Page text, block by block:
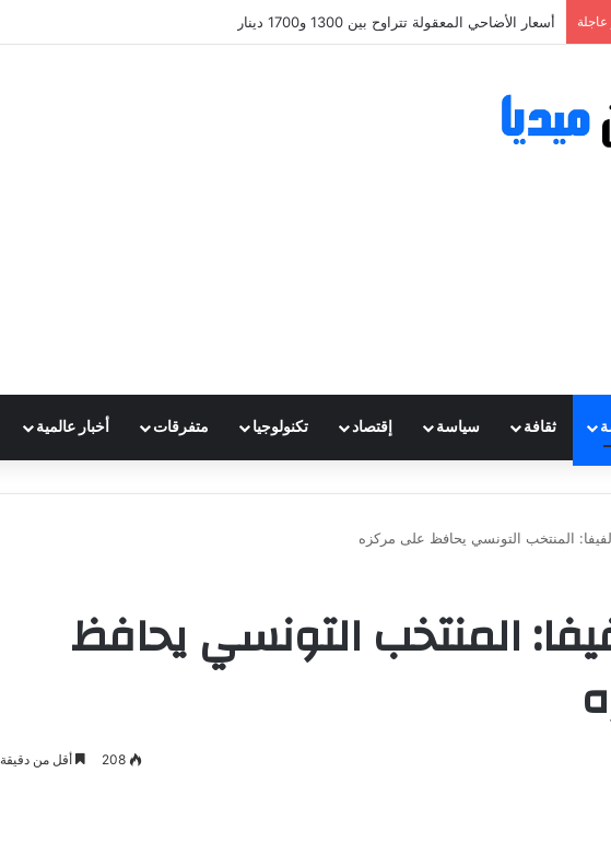
عاجلة أسعار الأضاحي المعقولة تتراوح بين 1300 و1700 دينار
ثقافة سياسة إقتصاد تكنولوجيا متفرقات أخبار عالمية
المنتخب التونسي يحافظ على مركزه
المنتخب التونسي يحافظ
208 أقل من دقيقة